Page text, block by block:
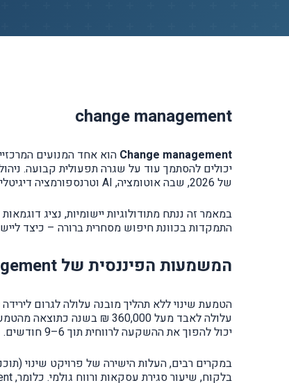
change management
Change management הוא אחד המנועים
יכולים להסתמך עוד על שגרה תפעולית קבועה.
של 2026, שבה אוטומציה, AI וטרנספורמציה דיגיטלית משנים מודלים עסקיים במהירות, change management אינו מותרות – אלא מנגנון הישרדות אסטרטגי.
התמקדות בכוונת חיפוש מסחרית ברורה – כיצד
המשמעות הפיננסית של change management בארגון
יכול להפוך את ההשקעה לרווחית תוך 6–9 חודשים.
בלקוח, שיעור סגירת עסקאות ורווח גולמי. כלומר, change management אינו רק כלי ניהולי – אלא מכפיל רווח.